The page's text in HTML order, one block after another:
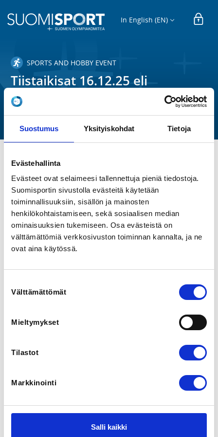
Suostumus Yksityiskohdat Tietoja
Evästehallinta
Evästeet ovat selaimeesi tallennettuja pieniä tiedostoja.
Suomisportin sivustolla evästeitä käytetään
toiminnallisuuksiin, sisällön ja mainosten
henkilökohtaistamiseen, sekä sosiaalisen median
ominaisuuksien tukemiseen. Osa evästeistä on
välttämättömiä verkkosivuston toiminnan kannalta, ja ne
ovat aina käytössä.
valinta
Välttämättömät
Mieltymykset
Tilastot
Markkinointi
Salli kaikki
In English (EN)
SPORTS AND HOBBY EVENT
Tiistaikisat 16.12.25 eli
tonttukisat
TIME
Tu 16.12.2025 at 19:00 - 20:00
LOCATION
Oulunkylän urheilupuisto, 00640 Helsinki, Finland
View map
LOCALITY
SPORTS
HLK
hlkluistelukoulut@gmail.com
Pikaluistelukilpailut Oulunkylässä. Tonttulakki päähän!